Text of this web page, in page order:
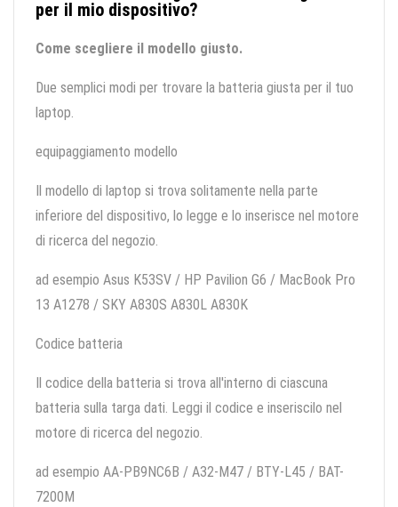
per il mio dispositivo?
Come scegliere il modello giusto.
Due semplici modi per trovare la batteria giusta per il tuo
laptop.
equipaggiamento modello
Il modello di laptop si trova solitamente nella parte
inferiore del dispositivo, lo legge e lo inserisce nel motore
di ricerca del negozio.
ad esempio Asus K53SV / HP Pavilion G6 / MacBook Pro
13 A1278 / SKY A830S A830L A830K
Codice batteria
Il codice della batteria si trova all'interno di ciascuna
batteria sulla targa dati. Leggi il codice e inseriscilo nel
motore di ricerca del negozio.
ad esempio AA-PB9NC6B / A32-M47 / BTY-L45 / BAT-
7200M